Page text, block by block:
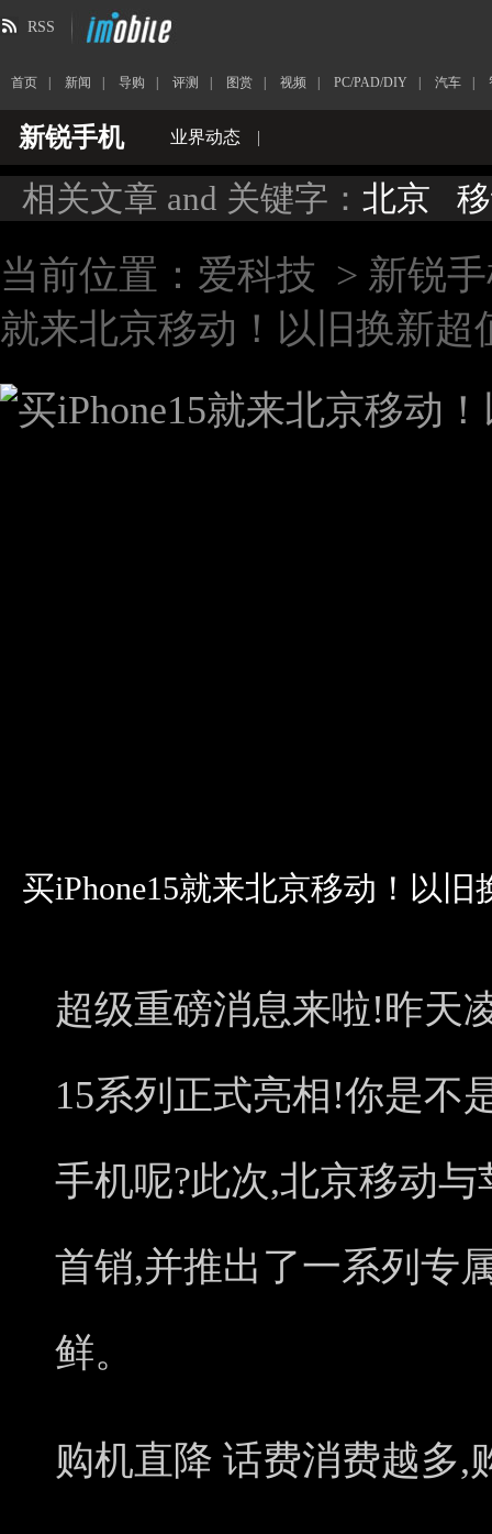
RSS
首页 新闻 导购 评测 图赏 视频 PC/PAD/DIY 汽车
新锐手机 业界动态 |
相关文章 and 关键字： 北京
当前位置： 爱科技 > 新锐
就来北京移动！以旧换新超
买iPhone15就来北京移动！以
超级重磅消息来啦!昨天
15系列正式亮相!你是不
手机呢?此次,北京移动
首销,并推出了一系列专
鲜。
购机直降 话费消费越多,